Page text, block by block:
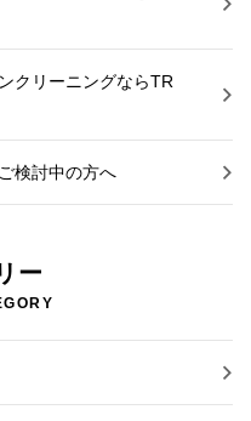
クリーニングならTR
検討中の方へ
ー